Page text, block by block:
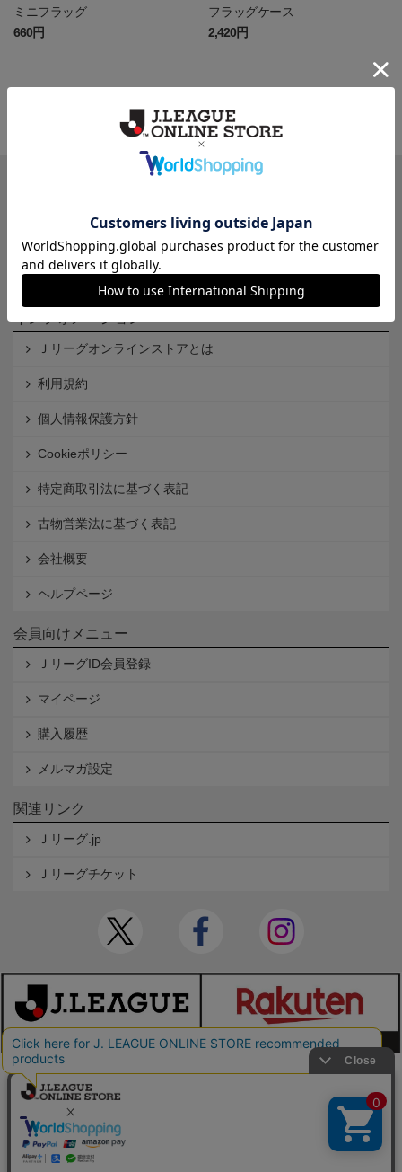
ミニフラッグ
660円
フラッグケース
2,420円
クラブから探す
Ｊ1 Ｊ2 Ｊ3
インフォメーション
Ｊリーグオンラインストアとは
利用規約
個人情報保護方針
Cookieポリシー
特定商取引法に基づく表記
古物営業法に基づく表記
会社概要
ヘルプページ
会員向けメニュー
ＪリーグID会員登録
マイページ
購入履歴
メルマガ設定
関連リンク
Ｊリーグ.jp
Ｊリーグチケット
本サイトで使用している文章・画像等の無断での複製・転載を禁止します。
© JAPAN PROFESSIONAL FOOTBALL LEAGUE Rakuten Group, Inc. ALL RIGHTS RE